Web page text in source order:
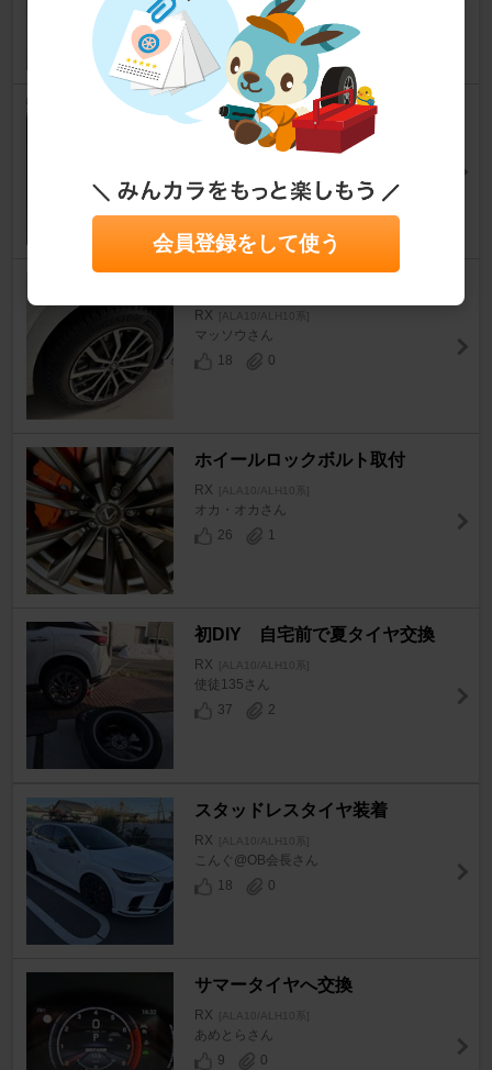
17 0
夏タイヤ（ノーマル）へ交換
[ALA10/ALH10系]
31
0
RX [ALA10/ALH10系]
マッソウさん
18
0
ホイールロックボルト取付
RX [ALA10/ALH10系]
オカ・オカさん
26
1
初DIY 自宅前で夏タイヤ交換
RX [ALA10/ALH10系]
使徒135さん
37
2
スタッドレスタイヤ装着
RX [ALA10/ALH10系]
こんぐ@OB会長さん
18
0
サマータイヤへ交換
RX [ALA10/ALH10系]
あめとらさん
9
0
会員登録をして使う